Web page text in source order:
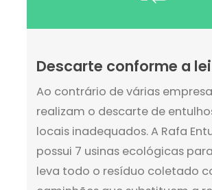
Descarte conforme a lei
Ao contrário de várias
realizam o descarte de
locais inadequados. A Rafa
possui 7 usinas ecológicas
leva todo o resíduo coletado